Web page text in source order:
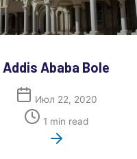
Addis Ababa Bole
Июл 22, 2020
1 min read